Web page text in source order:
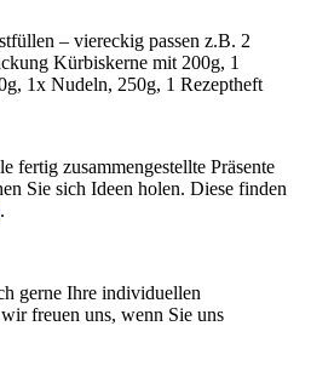
– viereckig passen z.B. 2
Kürbiskerne mit 200g, 1
1x Nudeln, 250g, 1 Rezeptheft
fertig zusammengestellte Präsente
Sie sich Ideen holen. Diese finden
.
gerne Ihre individuellen
freuen uns, wenn Sie uns